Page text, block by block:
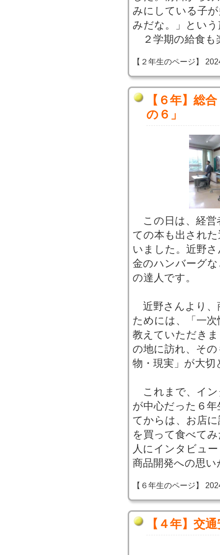
みにしている子
みだな。」とい
２学期の給食も
【２年生のページ】
【６年】総
の６」
この日は、経営
ての本も出され
いました。近野
金のハンバーグ
の達人です。
近野さんより、
ためには、「一
教えていただき
の地に訪れ、そ
物・現実」が大
これまで、イン
が中心だった６
てからは、お店
を買って食べて
人にインタビュ
商品開発への思
【６年生のページ】
【４年】交